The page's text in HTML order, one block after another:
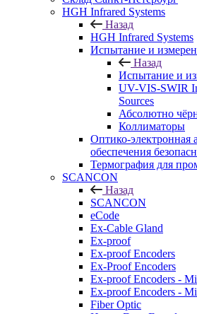
HGH Infrared Systems
Назад
HGH Infrared Systems
Испытание и
Назад
Испытание и
UV-VIS-SWIR
Sources
Абсолютно
Коллиматоры
Оптико-электронная
обеспечения
Термография для
SCANCON
Назад
SCANCON
eCode
Ex-Cable Gland
Ex-proof
Ex-proof Encoders
Ex-Proof Encoders
Ex-proof Encoders -
Ex-proof Encoders -
Fiber Optic